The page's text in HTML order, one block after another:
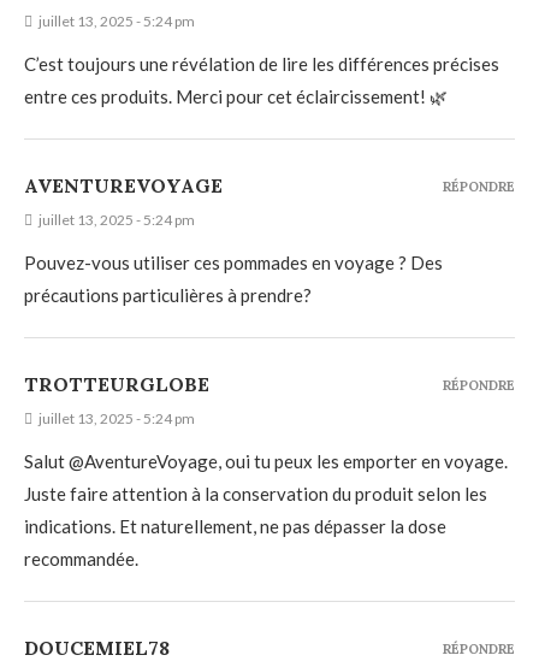
juillet 13, 2025 - 5:24 pm
C’est toujours une révélation de lire les différences précises
entre ces produits. Merci pour cet éclaircissement! 🌿
AVENTUREVOYAGE
juillet 13, 2025 - 5:24 pm
Pouvez-vous utiliser ces pommades en voyage ? Des
précautions particulières à prendre?
RÉPONDRE
TROTTEURGLOBE
juillet 13, 2025 - 5:24 pm
Salut @AventureVoyage, oui tu peux les emporter en voyage.
Juste faire attention à la conservation du produit selon les
indications. Et naturellement, ne pas dépasser la dose
recommandée.
RÉPONDRE
DOUCEMIEL78 RÉPONDRE